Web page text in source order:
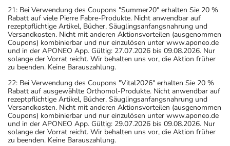
21: Bei Verwendung des Coupons "Summer20" erhalten Sie 20 %
Rabatt auf viele Pierre Fabre-Produkte. Nicht anwendbar auf
rezeptpflichtige Artikel, Bücher, Säuglingsanfangsnahrung und
Versandkosten. Nicht mit anderen Aktionsvorteilen (ausgenommen
Coupons) kombinierbar und nur einzulösen unter www.aponeo.de
und in der APONEO App. Gültig: 27.07.2026 bis 09.08.2026. Nur
solange der Vorrat reicht. Wir behalten uns vor, die Aktion früher
zu beenden. Keine Barauszahlung.
22: Bei Verwendung des Coupons "Vital2026" erhalten Sie 20 %
Rabatt auf ausgewählte Orthomol-Produkte. Nicht anwendbar auf
rezeptpflichtige Artikel, Bücher, Säuglingsanfangsnahrung und
Versandkosten. Nicht mit anderen Aktionsvorteilen (ausgenommen
Coupons) kombinierbar und nur einzulösen unter www.aponeo.de
und in der APONEO App. Gültig: 29.07.2026 bis 09.08.2026. Nur
solange der Vorrat reicht. Wir behalten uns vor, die Aktion früher
zu beenden. Keine Barauszahlung.